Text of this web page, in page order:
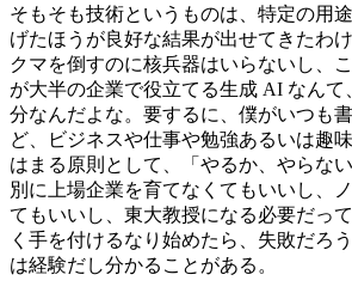
そもそも技術というものは、特定の用
げたほうが良好な結果が出せてきたわ
クマを倒すのに核兵器はいらないし、
が大半の企業で役立てる生成 AI なん
分なんだよな。要するに、僕がいつも
ど、ビジネスや仕事や勉強あるいは趣
はまる原則として、「やるか、やらな
別に上場企業を育てなくてもいいし、
てもいいし、東大教授になる必要だっ
く手を付けるなり始めたら、失敗だろ
は経験だし分かることがある。